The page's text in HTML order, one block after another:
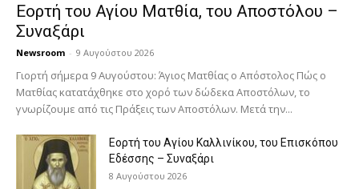
Εορτή του Αγίου Ματθία, του Αποστόλου –
Συναξάρι
Newsroom - 9 Αυγούστου 2026
Γιορτή σήμερα 9 Αυγούστου: Άγιος Ματθίας ο Απόστολος Πώς ο
Ματθίας κατατάχθηκε στο χορό των δώδεκα Αποστόλων, το
γνωρίζουμε από τις Πράξεις των Αποστόλων. Μετά την...
Εορτή του Αγίου Καλλινίκου, του Επισκόπου
Εδέσσης – Συναξάρι
8 Αυγούστου 2026